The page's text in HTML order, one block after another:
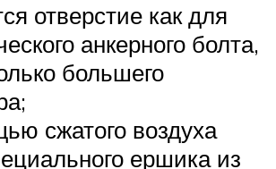
отверстие как для
анкерного болта,
большего
сжатого воздуха
ершика из